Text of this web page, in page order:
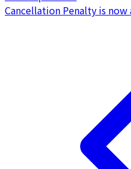
Cancellation Penalty is